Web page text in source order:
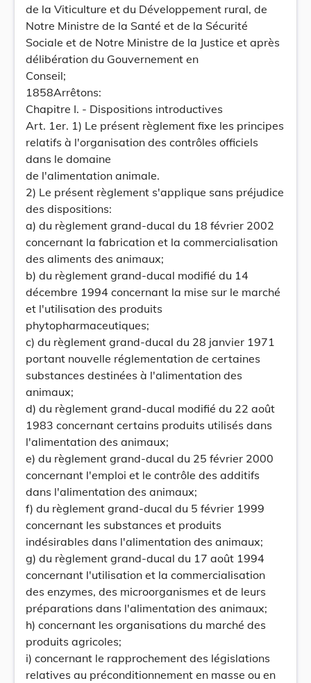
de la Viticulture et du Développement rural, de
Notre Ministre de la Santé et de la Sécurité
Sociale et de Notre Ministre de la Justice et après
délibération du Gouvernement en
Conseil;
1858Arrêtons:
Chapitre I. - Dispositions introductives
Art. 1er. 1) Le présent règlement fixe les principes
relatifs à l'organisation des contrôles officiels
dans le domaine
de l'alimentation animale.
2) Le présent règlement s'applique sans préjudice
des dispositions:
a) du règlement grand-ducal du 18 février 2002
concernant la fabrication et la commercialisation
des aliments des animaux;
b) du règlement grand-ducal modifié du 14
décembre 1994 concernant la mise sur le marché
et l'utilisation des produits
phytopharmaceutiques;
c) du règlement grand-ducal du 28 janvier 1971
portant nouvelle réglementation de certaines
substances destinées à l'alimentation des
animaux;
d) du règlement grand-ducal modifié du 22 août
1983 concernant certains produits utilisés dans
l'alimentation des animaux;
e) du règlement grand-ducal du 25 février 2000
concernant l'emploi et le contrôle des additifs
dans l'alimentation des animaux;
f) du règlement grand-ducal du 5 février 1999
concernant les substances et produits
indésirables dans l'alimentation des animaux;
g) du règlement grand-ducal du 17 août 1994
concernant l'utilisation et la commercialisation
des enzymes, des microorganismes et de leurs
préparations dans l'alimentation des animaux;
h) concernant les organisations du marché des
produits agricoles;
i) concernant le rapprochement des législations
relatives au préconditionnement en masse ou en